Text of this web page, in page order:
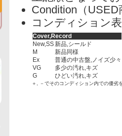
Condition（
コンディション
Cover,Record
New,SS新品,シールド
M
新品同様
Ex
普通の中古盤,ノイズ少々
VG
多少の汚れ,キズ
G
ひどい汚れ,キズ
＋, －でそのコンディション内での優劣